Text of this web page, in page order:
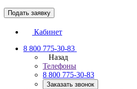
Подать заявку
Кабинет
8 800 775-30-83
Назад
Телефоны
8 800 775-30-83
Заказать звонок